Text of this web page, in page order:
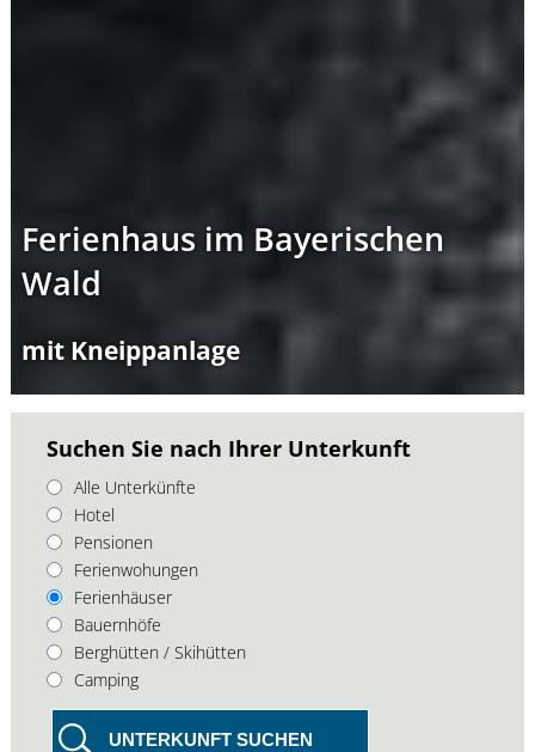
Ferienhaus im Bayerischen
Wald
mit Kneippanlage
Suchen Sie nach Ihrer Unterkunft
Alle Unterkünfte
Hotel
Pensionen
Ferienwohungen
Ferienhäuser
Bauernhöfe
Berghütten / Skihütten
Camping
UNTERKUNFT SUCHEN